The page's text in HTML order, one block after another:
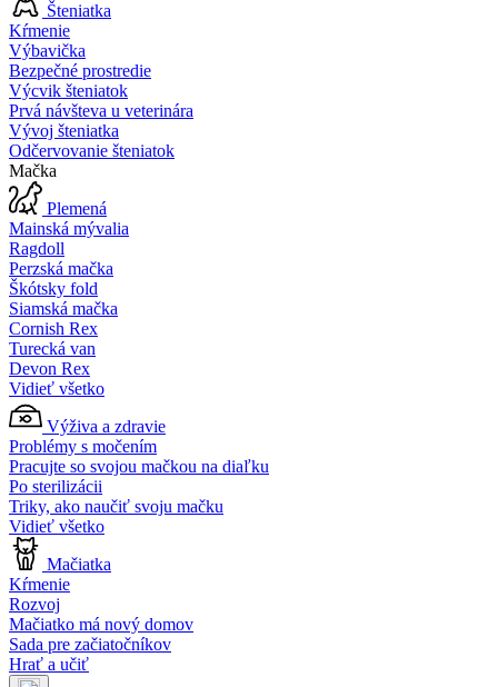
Šteniatka
Kŕmenie
Výbavička
Bezpečné prostredie
Výcvik šteniatok
Prvá návšteva u veterinára
Vývoj šteniatka
Odčervovanie šteniatok
Mačka
Plemená
Mainská mývalia
Ragdoll
Perzská mačka
Škótsky fold
Siamská mačka
Cornish Rex
Turecká van
Devon Rex
Vidieť všetko
Výživa a zdravie
Problémy s močením
Pracujte so svojou mačkou na diaľku
Po sterilizácii
Triky, ako naučiť svoju mačku
Vidieť všetko
Mačiatka
Kŕmenie
Rozvoj
Mačiatko má nový domov
Sada pre začiatočníkov
Hrať a učiť